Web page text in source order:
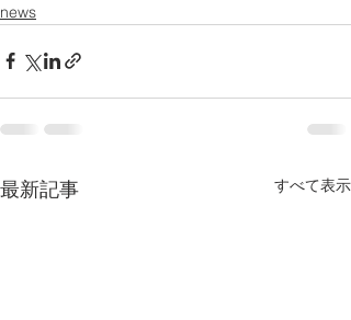
news
最新記事 すべて表示